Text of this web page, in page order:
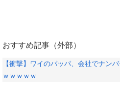
おすすめ記事（外部）
【衝撃】ワイのパッパ、会社でナン
ｗｗｗｗｗ